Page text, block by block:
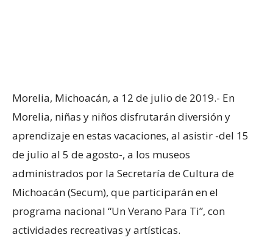
Morelia, Michoacán, a 12 de julio de 2019.- En
Morelia, niñas y niños disfrutarán diversión y
aprendizaje en estas vacaciones, al asistir -del 15
de julio al 5 de agosto-, a los museos
administrados por la Secretaría de Cultura de
Michoacán (Secum), que participarán en el
programa nacional “Un Verano Para Ti”, con
actividades recreativas y artísticas.